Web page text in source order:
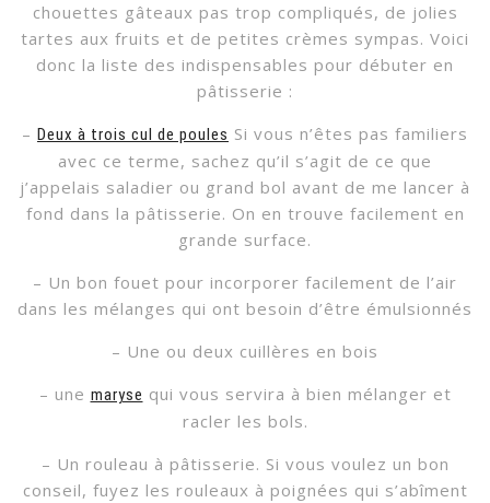
chouettes gâteaux pas trop compliqués, de jolies
tartes aux fruits et de petites crèmes sympas. Voici
donc la liste des indispensables pour débuter en
pâtisserie :
– Deux à trois cul de poules Si vous n’êtes pas familiers
avec ce terme, sachez qu’il s’agit de ce que
j’appelais saladier ou grand bol avant de me lancer à
fond dans la pâtisserie. On en trouve facilement en
grande surface.
– Un bon fouet pour incorporer facilement de l’air
dans les mélanges qui ont besoin d’être émulsionnés
– Une ou deux cuillères en bois
– une maryse qui vous servira à bien mélanger et
racler les bols.
– Un rouleau à pâtisserie. Si vous voulez un bon
conseil, fuyez les rouleaux à poignées qui s’abîment